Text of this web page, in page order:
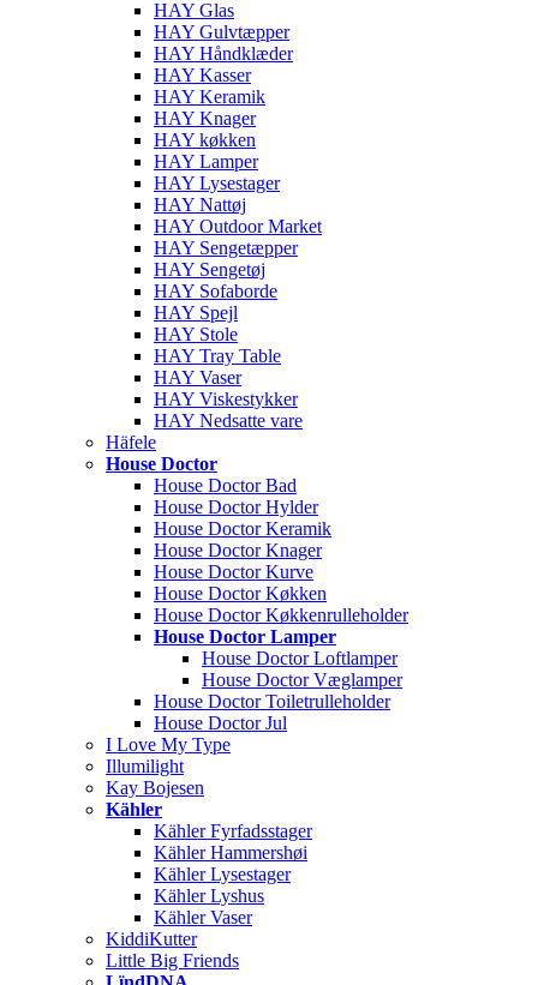
HAY Glas
HAY Gulvtæpper
HAY Håndklæder
HAY Kasser
HAY Keramik
HAY Knager
HAY køkken
HAY Lamper
HAY Lysestager
HAY Nattøj
HAY Outdoor Market
HAY Sengetæpper
HAY Sengetøj
HAY Sofaborde
HAY Spejl
HAY Stole
HAY Tray Table
HAY Vaser
HAY Viskestykker
HAY Nedsatte vare
Häfele
House Doctor
House Doctor Bad
House Doctor Hylder
House Doctor Keramik
House Doctor Knager
House Doctor Kurve
House Doctor Køkken
House Doctor Køkkenrulleholder
House Doctor Lamper
House Doctor Loftlamper
House Doctor Væglamper
House Doctor Toiletrulleholder
House Doctor Jul
I Love My Type
Illumilight
Kay Bojesen
Kähler
Kähler Fyrfadsstager
Kähler Hammershøi
Kähler Lysestager
Kähler Lyshus
Kähler Vaser
KiddiKutter
Little Big Friends